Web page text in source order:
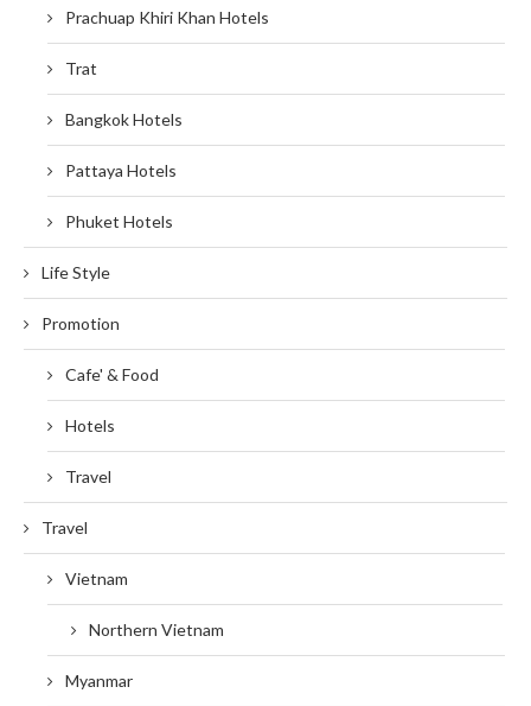
Prachuap Khiri Khan Hotels
Trat
Bangkok Hotels
Pattaya Hotels
Phuket Hotels
Life Style
Promotion
Cafe' & Food
Hotels
Travel
Travel
Vietnam
Northern Vietnam
Myanmar